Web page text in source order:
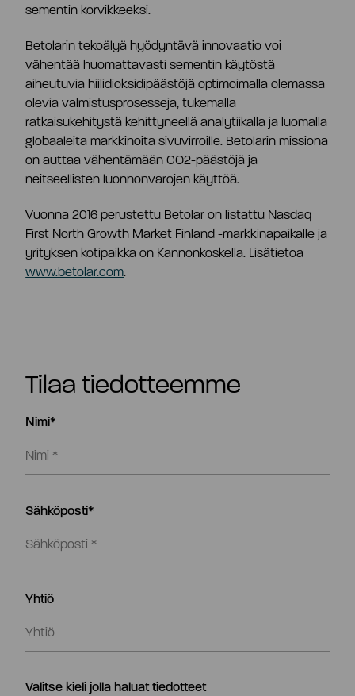
sementin korvikkeeksi.
Betolarin tekoälyä hyödyntävä innovaatio voi
vähentää huomattavasti sementin käytöstä
aiheutuvia hiilidioksidipäästöjä optimoimalla olemassa
olevia valmistusprosesseja, tukemalla
ratkaisukehitystä kehittyneellä analytiikalla ja luomalla
globaaleita markkinoita sivuvirroille. Betolarin missiona
on auttaa vähentämään CO2-päästöjä ja
neitseellisten luonnonvarojen käyttöä.
Vuonna 2016 perustettu Betolar on listattu Nasdaq
First North Growth Market Finland -markkinapaikalle ja
yrityksen kotipaikka on Kannonkoskella. Lisätietoa
www.betolar.com.
Tilaa tiedotteemme
Nimi*
Sähköposti*
Yhtiö
Valitse kieli jolla haluat tiedotteet